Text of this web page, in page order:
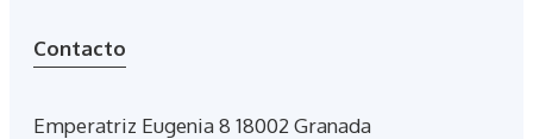
Contacto
Emperatriz Eugenia 8 18002 Granada